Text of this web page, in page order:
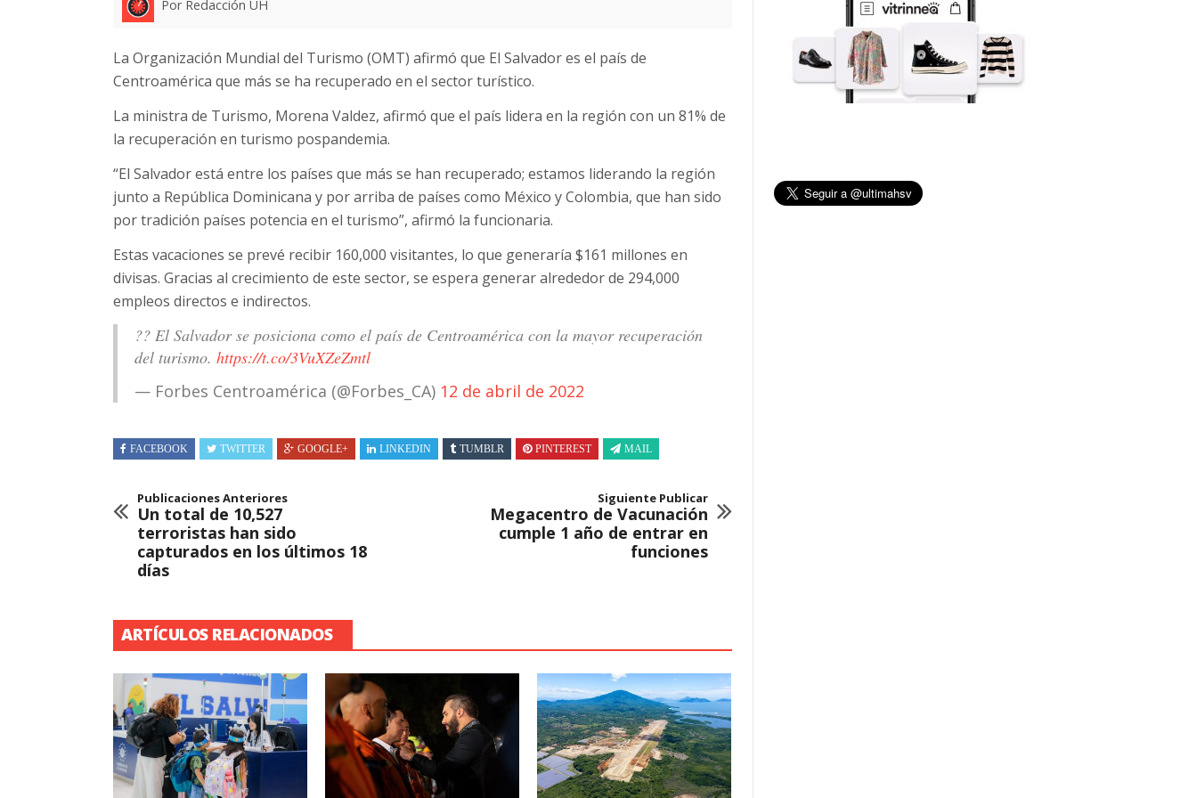
Por Redacción UH
La Organización Mundial del Turismo (OMT) afirmó que El Salvador es el país de
Centroamérica que más se ha recuperado en el sector turístico.
La ministra de Turismo, Morena Valdez, afirmó que el país lidera en la región con un 81% de
la recuperación en turismo pospandemia.
“El Salvador está entre los países que más se han recuperado; estamos liderando la región
junto a República Dominicana y por arriba de países como México y Colombia, que han sido
por tradición países potencia en el turismo”, afirmó la funcionaria.
Estas vacaciones se prevé recibir 160,000 visitantes, lo que generaría $161 millones en
divisas. Gracias al crecimiento de este sector, se espera generar alrededor de 294,000
empleos directos e indirectos.
?? El Salvador se posiciona como el país de Centroamérica con la mayor recuperación
del turismo. https://t.co/3VuXZeZmtl
— Forbes Centroamérica (@Forbes_CA) 12 de abril de 2022
FACEBOOK TWITTER GOOGLE+ LINKEDIN TUMBLR PINTEREST MAIL
Publicaciones Anteriores
Un total de 10,527
terroristas han sido
capturados en los últimos 18
días
Siguiente Publicar
Megacentro de Vacunación
cumple 1 año de entrar en
funciones
ARTÍCULOS RELACIONADOS